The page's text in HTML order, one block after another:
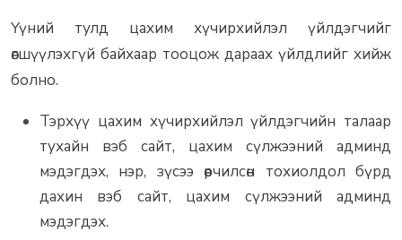
Үүний тулд цахим хүчирхийлэл үйлдэгчийг
өөгшүүлэхгүй байхаар тооцож дараах үйлдлийг хийж
болно.
Тэрхүү цахим хүчирхийлэл үйлдэгчийн талаар
тухайн вэб сайт, цахим сүлжээний админд
мэдэгдэх, нэр, зүсээ өөрчилсөн тохиолдол бүрд
дахин вэб сайт, цахим сүлжээний админд
мэдэгдэх.